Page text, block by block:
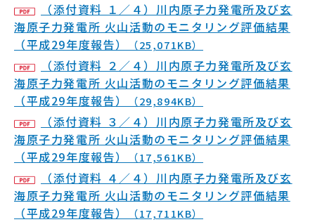
（添付資料 １／４）川内原子力発電所及び玄
海原子力発電所 火山活動のモニタリング評価結果
（平成29年度報告）
（25,071KB）
（添付資料 ２／４）川内原子力発電所及び玄
海原子力発電所 火山活動のモニタリング評価結果
（平成29年度報告）
（29,894KB）
（添付資料 ３／４）川内原子力発電所及び玄
海原子力発電所 火山活動のモニタリング評価結果
（平成29年度報告）
（17,561KB）
（添付資料 ４／４）川内原子力発電所及び玄
海原子力発電所 火山活動のモニタリング評価結果
（平成29年度報告）
（17,711KB）